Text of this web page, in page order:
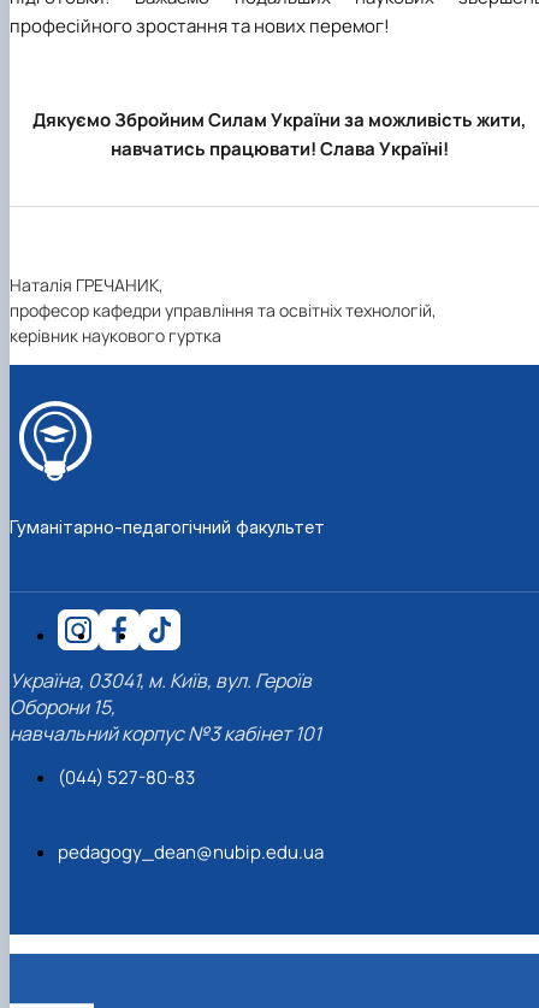
професійного зростання та нових перемог!
Дякуємо Збройним Силам України за можливість жити,
навчатись працювати! Слава Україні!
Наталія ГРЕЧАНИК,
професор кафедри управління та освітніх технологій,
керівник наукового гуртка
Гуманітарно-педагогічний факультет
Україна, 03041, м. Київ, вул. Героїв
Оборони 15,
навчальний корпус №3 кабінет 101
(044) 527-80-83
pedagogy_dean@nubip.edu.ua